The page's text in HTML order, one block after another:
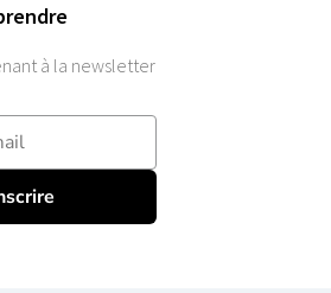
à la newsletter